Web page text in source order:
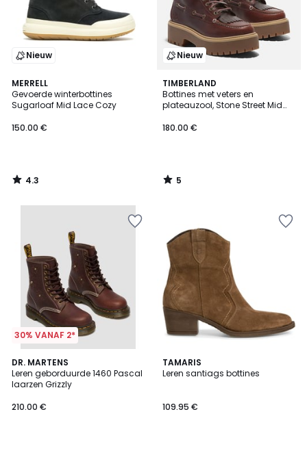
Nieuw
MERRELL
Gevoerde winterbottines
Sugarloaf Mid Lace Cozy
150.00 €
4.3
/ 5
4.3
/
Nieuw
TIMBERLAND
Bottines met veters en
plateauzool, Stone Street Mid
180.00 €
5
/
5
5
/
30% VANAF 2*
DR. MARTENS
Leren geborduurde 1460 Pascal
laarzen Grizzly
210.00 €
4
/
5
TAMARIS
Leren santiags bottines
109.95 €
4.7
/ 5
3
Kleuren